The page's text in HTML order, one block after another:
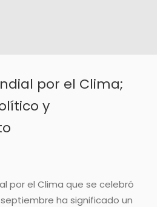
por el Clima;
y
por el Clima que se celebró
ha significado un